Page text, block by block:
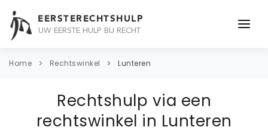
EERSTERECHTSHULP
UW EERSTE HULP BIJ RECHT
ONDERWERPEN
ADVOCAAT
Home Rechtswinkel Lunteren
Rechtshulp via een
rechtswinkel in Lunteren